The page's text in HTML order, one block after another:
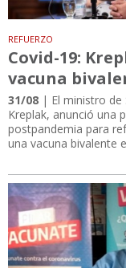
REFUERZO
Covid-19:
vacuna
31/08 | El ministro de
Kreplak, anunció una
postpandemia para
una vacuna bivalente